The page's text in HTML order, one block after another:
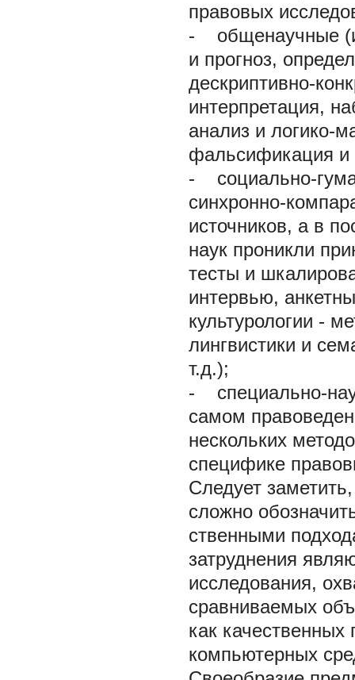
правовых
- общенаучные
и прогноз,
дескриптивно-
интерпретация,
анализ и логико-
фальсификация и
- социально-
синхронно-
источников, а в
наук проникли
тесты и
интервью,
культурологии -
лингвистики и
т.д.);
- специально-
самом
нескольких
специфике
Следует
сложно
ственными
затруднения
исследования,
сравниваемых
как
компьютерных